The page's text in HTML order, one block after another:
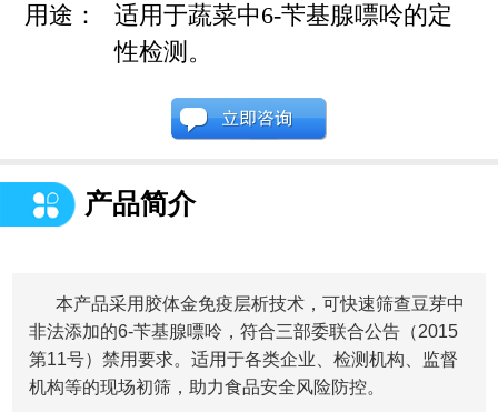
用途：
适用于蔬菜中6-苄基腺嘌呤的定
性检测。
产品简介
本产品采用胶体金免疫层析技术，可快速筛查豆芽中
非法添加的6-苄基腺嘌呤，符合三部委联合公告（2015
第11号）禁用要求。适用于各类企业、检测机构、监督
机构等的现场初筛，助力食品安全风险防控。